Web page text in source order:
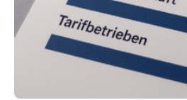
der freiberuflichen Gründungen